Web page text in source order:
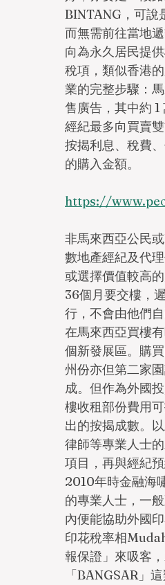
BINTANG，可說
而無需前往當地
向為永久居民提
稅項，類似香港
業的完整步驟：
售廣告，其中約
經紀最多向買賣
按揭利息、稅費
的購入金額。
https://
非馬來西亞公民
數地產經紀及代
或選擇價值較高
36個月要交樓，
行，不會由他們
在馬來西亞買樓
個新發展區。購
州份亦但第二家
成。但作為外國
樓收租部份費用
出的按揭成數。
律師等專業人士
項目，再與經紀
2010年時金融海
的專業人士，一
內便能協助外國
印花稅率相
報保證」來吸客
「BANGSAR」